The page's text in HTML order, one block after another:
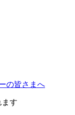
の皆さまへ
ます